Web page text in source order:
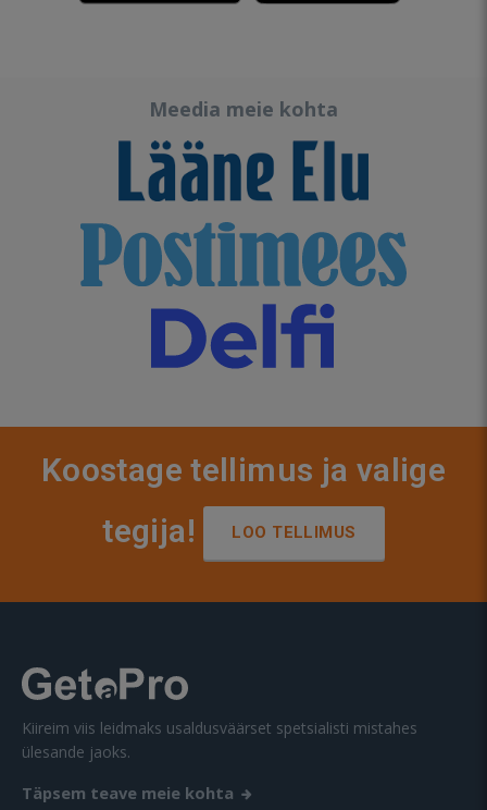
Meedia meie kohta
Koostage tellimus ja valige
tegija!
LOO TELLIMUS
Kiireim viis leidmaks usaldusväärset spetsialisti mistahes
ülesande jaoks.
Täpsem teave meie kohta